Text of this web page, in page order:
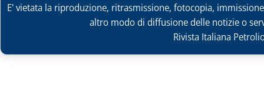
E' vietata la riproduzione, ritrasmissione, fotocopia,
altro modo di diffusione delle notizie o
Rivista Italiana